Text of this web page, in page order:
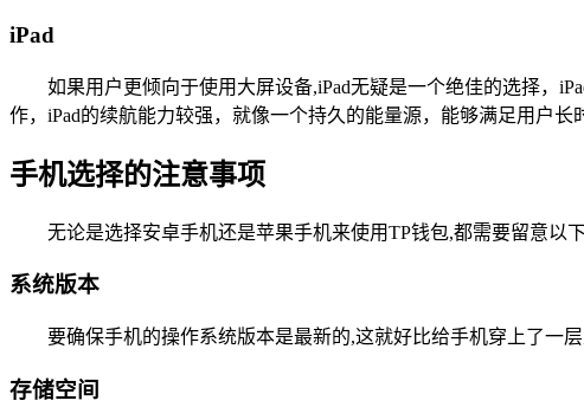
iPad
如果用户更倾向于使用大屏设备,iPad无疑是一个绝佳的选择，
作，iPad的续航能力较强，就像一个持久的能量源，能够满足用户
手机选择的注意事项
无论是选择安卓手机还是苹果手机来使用TP钱包,都需要留意以
系统版本
要确保手机的操作系统版本是最新的,这就好比给手机穿上了一
存储空间